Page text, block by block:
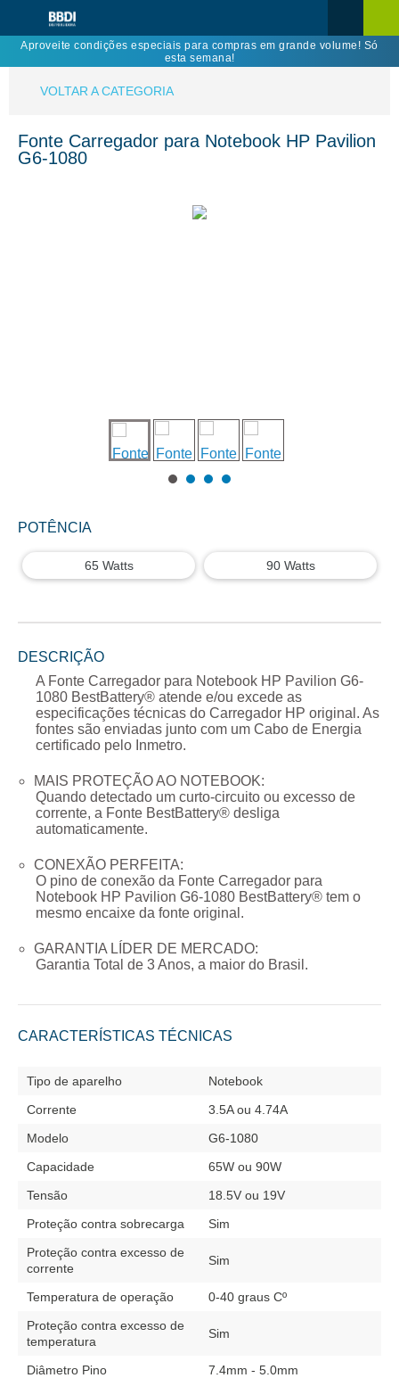
Aproveite condições especiais para compras em grande volume! Só
esta semana!
VOLTAR A CATEGORIA
Fonte Carregador para Notebook HP Pavilion
G6-1080
POTÊNCIA
65 Watts 90 Watts
DESCRIÇÃO
A Fonte Carregador para Notebook HP Pavilion G6-
1080 BestBattery® atende e/ou excede as
especificações técnicas do Carregador HP original. As
fontes são enviadas junto com um Cabo de Energia
certificado pelo Inmetro.
MAIS PROTEÇÃO AO NOTEBOOK:
Quando detectado um curto-circuito ou excesso de
corrente, a Fonte BestBattery® desliga
automaticamente.
CONEXÃO PERFEITA:
O pino de conexão da Fonte Carregador para
Notebook HP Pavilion G6-1080 BestBattery® tem o
mesmo encaixe da fonte original.
GARANTIA LÍDER DE MERCADO:
Garantia Total de 3 Anos, a maior do Brasil.
CARACTERÍSTICAS TÉCNICAS
Tipo de aparelho
Notebook
Corrente
3.5A ou 4.74A
Modelo
G6-1080
Capacidade
65W ou 90W
Tensão
18.5V ou 19V
Proteção contra sobrecarga
Sim
Proteção contra excesso de
corrente
Sim
Temperatura de operação
0-40 graus Cº
Proteção contra excesso de
temperatura
Sim
Diâmetro Pino
7.4mm - 5.0mm